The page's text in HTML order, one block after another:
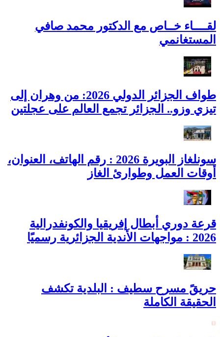
لقــــاء خــاص مع الدكتور محمد صافي
المستغانمي
طواف الجزائر الدولي 2026: من وهران إلى
تيزي وزو.. الجزائر تجمع العالم على عجلتين
سونلغاز البويرة 2026 : رقم الهاتف، العنوان،
أوقات العمل وطوارئ الغاز
قرعة دوري أبطال إفريقيا والكونفدرالية
2026 : مواجهات الأندية الجزائرية رسميًا
حريقً مسرح سطيف : البلدية تكشف
الحقيقة الكاملة